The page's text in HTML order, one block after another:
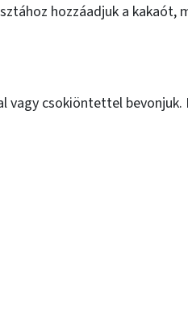
hozzáadjuk a kakaót,
vagy csokiöntettel